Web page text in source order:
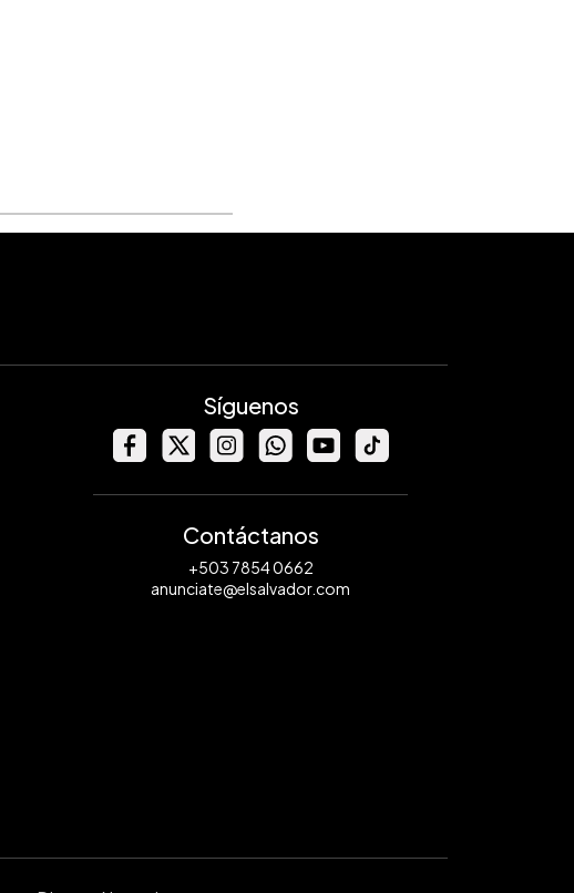
Síguenos
Contáctanos
+503 7854 0662
anunciate@elsalvador.com